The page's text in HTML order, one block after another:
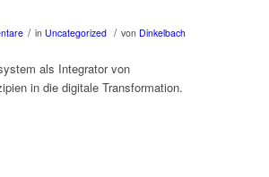
/ in Uncategorized / von Dinkelbach
als Integrator von
in die digitale Transformation.